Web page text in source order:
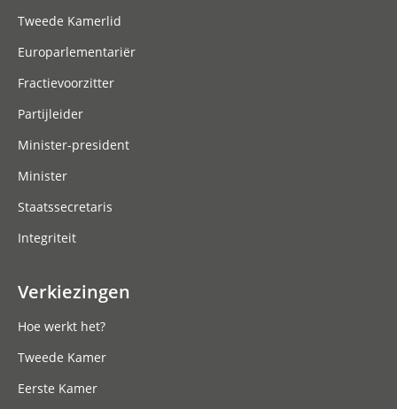
Tweede Kamerlid
Europarlementariër
Fractievoorzitter
Partijleider
Minister-president
Minister
Staatssecretaris
Integriteit
Verkiezingen
Hoe werkt het?
Tweede Kamer
Eerste Kamer